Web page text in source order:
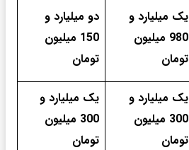
یک میلیارد و
980 میلیون
تومان
دو میلیارد و
150 میلیون
تومان
یک میلیارد و
300 میلیون
تومان
یک میلیارد و
300 میلیون
تومان